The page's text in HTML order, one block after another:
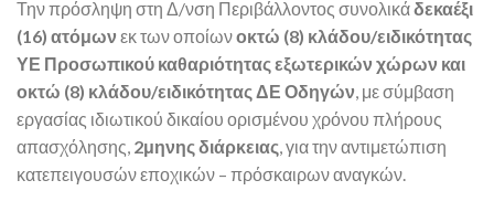
Την πρόσληψη στη Δ/νση Περιβάλλοντος συνολικάδεκαέξι
(16) ατόμων εκ των οποίωνοκτώ (8) κλάδου/ειδικότητας
ΥΕ Προσωπικού καθαριότητας εξωτερικών χώρων και
οκτώ (8) κλάδου/ειδικότητας ΔΕ Οδηγών, με σύμβαση
εργασίας ιδιωτικού δικαίου ορισμένου χρόνου πλήρους
απασχόλησης, 2μηνης διάρκειας, για την αντιμετώπιση
κατεπειγουσών εποχικών – πρόσκαιρων αναγκών.